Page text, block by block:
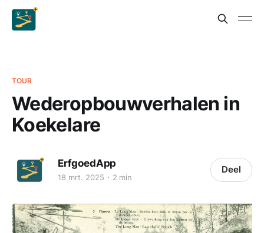
TOUR
Wederopbouwverhalen in
Koekelare
ErfgoedApp
18 mrt. 2025 2 min
Deel